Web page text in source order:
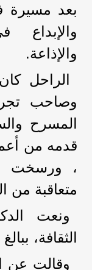
بعد مسيرة
والإبداع
والإذاعة.
الراحل
وصاحب
المسرح
قدمه من
، ورسخت
متعاقبة من
ونعت
الثقافة،
وقالت عن